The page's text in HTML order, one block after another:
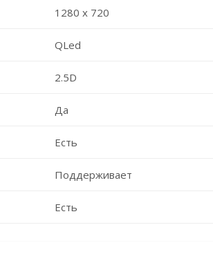
1280 х 720
QLed
2.5D
Да
Есть
Поддерживает
Есть